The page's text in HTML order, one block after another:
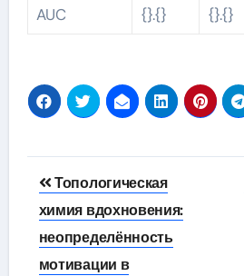
AUC
{}.{} {}.{}
Навигация
по
записям
Топологическая
химия вдохновения:
неопределённость
мотивации в